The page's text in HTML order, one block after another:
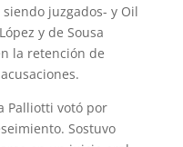
juzgados- y Oil
y de Sousa
la retención de
Palliotti votó por
Sostuvo